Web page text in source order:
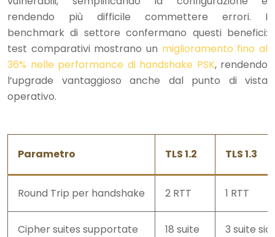
rendendo più difficile commettere errori. I
benchmark di settore confermano questi benefici:
test comparativi mostrano un miglioramento fino al
36% nelle performance di handshake PSK, rendendo
l’upgrade vantaggioso anche dal punto di vista
operativo.
Parametro TLS 1.2 TLS 1.3
Round Trip per handshake 2 RTT 1 RTT
Cipher suites supportate 18 suite 3 suite